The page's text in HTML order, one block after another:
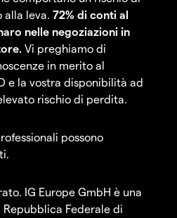
alla leva. 72% di conti al
nelle negoziazioni in
Vi preghiamo di
in merito al
e la vostra disponibilità ad
rischio di perdita.
possono
IG Europe GmbH è una
Federale di